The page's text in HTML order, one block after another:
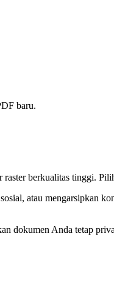
baru.
berkualitas tinggi.
atau mengarsipkan
dokumen Anda tetap